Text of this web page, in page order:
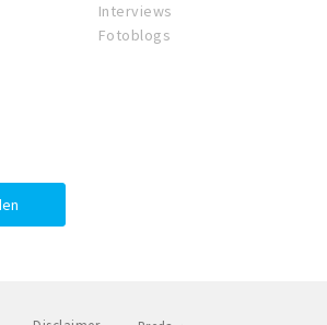
Interviews
Fotoblogs